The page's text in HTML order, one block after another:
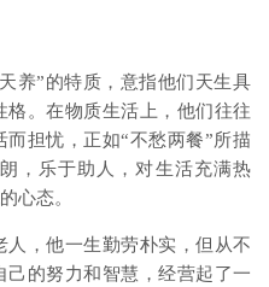
养”的特质，意指他们天生具
。在物质生活上，他们往往
担忧，正如“不愁两餐”所描
，乐于助人，对生活充满热
心态。
，他一生勤劳朴实，但从不
的努力和智慧，经营起了一